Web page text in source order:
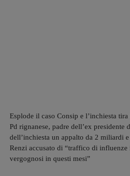
Esplode il caso Consip e l’inchiesta
Pd rignanese, padre dell’ex presidente
dell’inchiesta un appalto da 2 miliardi
Renzi accusato di “traffico di influenze
vergognosi in questi mesi”